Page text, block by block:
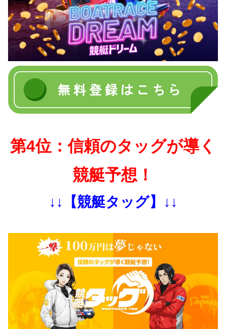
第4位：信頼のタッグが導く
競艇予想！
↓↓【競艇タッグ】↓↓